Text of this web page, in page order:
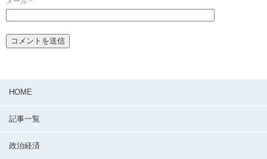
HOME
記事一覧
政治経済